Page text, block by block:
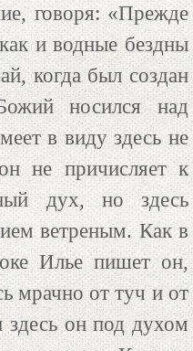
говоря: «Прежде
и водные бездны
когда был создан
носился над
в виду здесь не
не причисляет к
дух, но здесь
ветреным. Как в
Илье пишет он,
мрачно от туч и от
здесь он под духом